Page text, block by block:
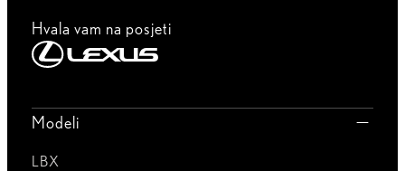
Hvala vam na posjeti
Modeli
LBX